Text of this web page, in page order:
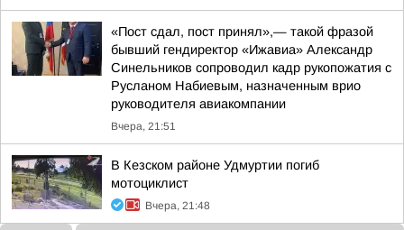
«Пост сдал, пост принял»,— такой фразой
бывший гендиректор «Ижавиа» Александр
Синельников сопроводил кадр рукопожатия с
Русланом Набиевым, назначенным врио
руководителя авиакомпании
Вчера, 21:51
В Кезском районе Удмуртии погиб
мотоциклист
Вчера, 21:48